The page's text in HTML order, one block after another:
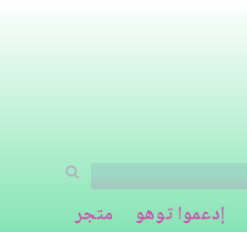
إدعموا توهو متجر